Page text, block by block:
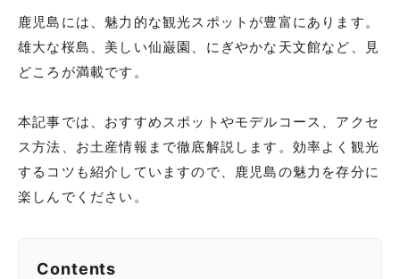
鹿児島には、魅力的な観光スポットが豊富にあります。
雄大な桜島、美しい仙巌園、にぎやかな天文館など、見
どころが満載です。
本記事では、おすすめスポットやモデルコース、アクセ
ス方法、お土産情報まで徹底解説します。効率よく観光
するコツも紹介していますので、鹿児島の魅力を存分に
楽しんでください。
Contents